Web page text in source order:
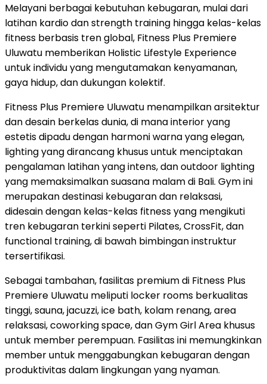
Melayani berbagai kebutuhan kebugaran, mulai dari
latihan kardio dan strength training hingga kelas-kelas
fitness berbasis tren global, Fitness Plus Premiere
Uluwatu memberikan Holistic Lifestyle Experience
untuk individu yang mengutamakan kenyamanan,
gaya hidup, dan dukungan kolektif.
Fitness Plus Premiere Uluwatu menampilkan arsitektur
dan desain berkelas dunia, di mana interior yang
estetis dipadu dengan harmoni warna yang elegan,
lighting yang dirancang khusus untuk menciptakan
pengalaman latihan yang intens, dan outdoor lighting
yang memaksimalkan suasana malam di Bali. Gym ini
merupakan destinasi kebugaran dan relaksasi,
didesain dengan kelas-kelas fitness yang mengikuti
tren kebugaran terkini seperti Pilates, CrossFit, dan
functional training, di bawah bimbingan instruktur
tersertifikasi.
Sebagai tambahan, fasilitas premium di Fitness Plus
Premiere Uluwatu meliputi locker rooms berkualitas
tinggi, sauna, jacuzzi, ice bath, kolam renang, area
relaksasi, coworking space, dan Gym Girl Area khusus
untuk member perempuan. Fasilitas ini memungkinkan
member untuk menggabungkan kebugaran dengan
produktivitas dalam lingkungan yang nyaman.